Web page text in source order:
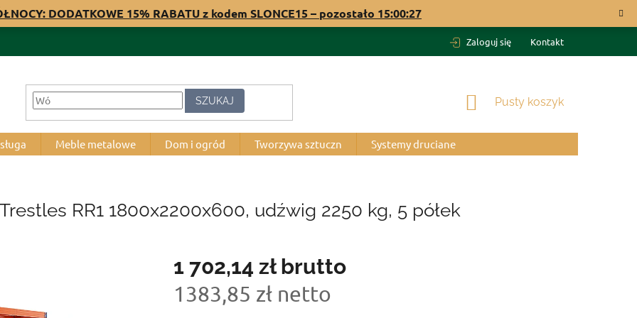
DODATKOWE 15% RABATU z kodem SLONCE15 – pozostało 15:00:26
Zaloguj się Kontakt
SZUKAJ KOSZYK
Pusty koszyk
Meble metalowe Dom i ogród Tworzywa sztuczn Systemy druciane
RR1 1800x2200x600, udźwig 2250 kg, 5 półek
1 702,14 złbrutto
1383,85 zł netto